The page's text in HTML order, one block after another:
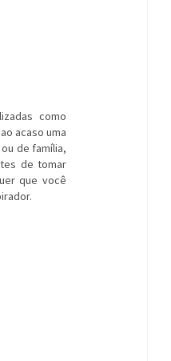
como
acaso uma
de família,
de tomar
que você